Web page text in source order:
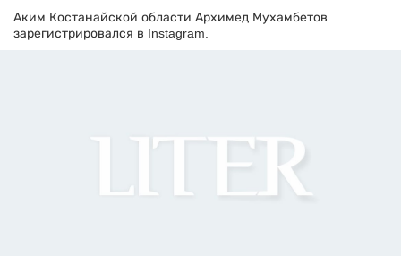
Аким Костанайской области Архимед Мухамбетов
зарегистрировался в Instagram.